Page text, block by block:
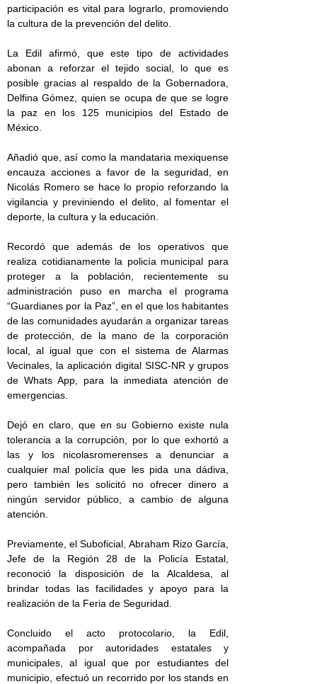
participación es vital para lograrlo, promoviendo
la cultura de la prevención del delito.
La Edil afirmó, que este tipo de actividades
abonan a reforzar el tejido social, lo que es
posible gracias al respaldo de la Gobernadora,
Delfina Gómez, quien se ocupa de que se logre
la paz en los 125 municipios del Estado de
México.
Añadió que, así como la mandataria mexiquense
encauza acciones a favor de la seguridad, en
Nicolás Romero se hace lo propio reforzando la
vigilancia y previniendo el delito, al fomentar el
deporte, la cultura y la educación.
Recordó que además de los operativos que
realiza cotidianamente la policía municipal para
proteger a la población, recientemente su
administración puso en marcha el programa
“Guardianes por la Paz”, en el que los habitantes
de las comunidades ayudarán a organizar tareas
de protección, de la mano de la corporación
local, al igual que con el sistema de Alarmas
Vecinales, la aplicación digital SISC-NR y grupos
de Whats App, para la inmediata atención de
emergencias.
Dejó en claro, que en su Gobierno existe nula
tolerancia a la corrupción, por lo que exhortó a
las y los nicolasromerenses a denunciar a
cualquier mal policía que les pida una dádiva,
pero también les solicitó no ofrecer dinero a
ningún servidor público, a cambio de alguna
atención.
Previamente, el Suboficial, Abraham Rizo García,
Jefe de la Región 28 de la Policía Estatal,
reconoció la disposición de la Alcaldesa, al
brindar todas las facilidades y apoyo para la
realización de la Feria de Seguridad.
Concluido el acto protocolario, la Edil,
acompañada por autoridades estatales y
municipales, al igual que por estudiantes del
municipio, efectuó un recorrido por los stands en